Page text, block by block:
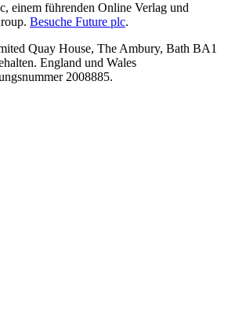
einem führenden Online Verlag und
Besuche Future plc.
Quay House, The Ambury, Bath BA1
England und Wales
2008885.